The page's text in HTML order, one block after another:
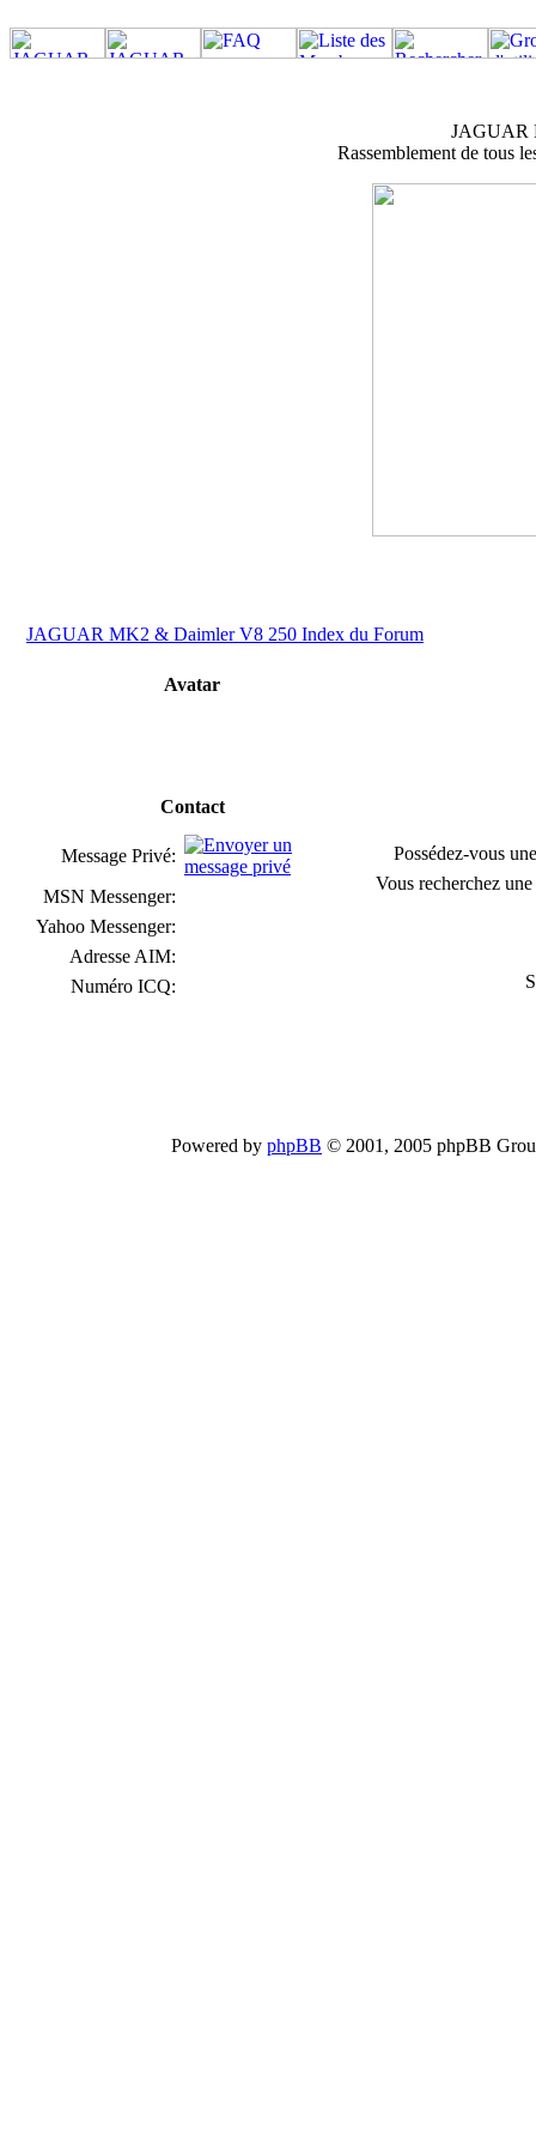
JAGUAR
Rassemblement de tous
JAGUAR MK2 & Daimler V8 250 Index du Forum
Avatar
Contact
Message Privé:
MSN Messenger:
Yahoo Messenger:
Adresse AIM:
Numéro ICQ:
Possédez-vous
Vous recherchez
Powered by phpBB © 2001, 2005 phpBB